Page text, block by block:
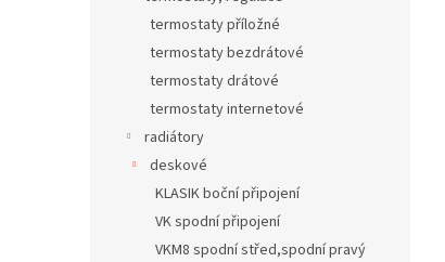
termostaty příložné
termostaty bezdrátové
termostaty drátové
termostaty internetové
radiátory
deskové
KLASIK boční připojení
VK spodní připojení
VKM8 spodní střed,spodní pravý